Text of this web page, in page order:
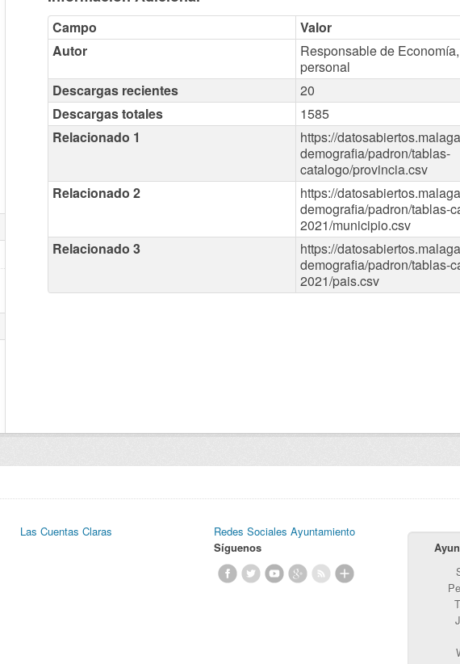
Campo
Valor
Autor
Responsable de
personal
Descargas recientes
20
Descargas totales
1585
Relacionado 1
https://
demografia/padron/tablas-
catalogo/provincia.csv
Relacionado 2
https://
demografia/padron/tablas-
2021/municipio.csv
Relacionado 3
https://
demografia/padron/tablas-
2021/pais.csv
Las Cuentas Claras
Redes Sociales Ayuntamiento
Síguenos